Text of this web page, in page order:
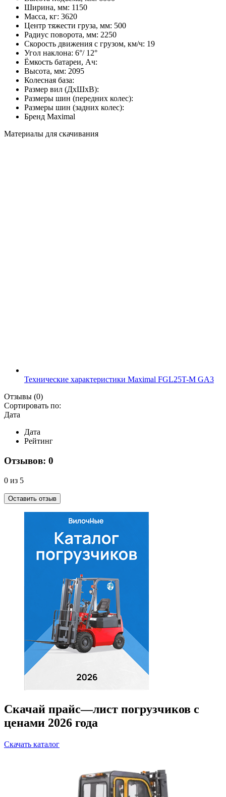
Ширина, мм: 1150
Масса, кг: 3620
Центр тяжести груза, мм: 500
Радиус поворота, мм: 2250
Скорость движения с грузом, км/ч: 19
Угол наклона: 6°/ 12°
Ёмкость батареи, Ач:
Высота, мм: 2095
Колесная база:
Размер вил (ДхШхВ):
Размеры шин (передних колес):
Размеры шин (задних колес):
Бренд Maximal
Материалы для скачивания
Технические характеристики Maximal FGL25T-M GA3
Отзывы (0)
Сортировать по:
Дата
Дата
Рейтинг
Отзывов: 0
0 из 5
Оставить отзыв
Скачай прайс—лист погрузчиков с
ценами 2026 года
Скачать каталог